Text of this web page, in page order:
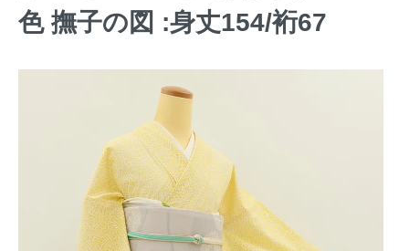
色 撫子の図 :身丈154/裄67